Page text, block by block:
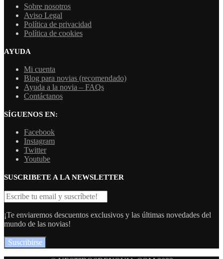
Sobre nosotros
Aviso Legal
Política de privacidad
Política de cookies
AYUDA
Mi cuenta
Blog para novias (recomendado)
Ayuda a la novia – FAQs
Contáctanos
SÍGUENOS EN:
Facebook
Instagram
Twitter
Youtube
SUSCRIBETE A LA NEWSLETTER
¡Te enviaremos descuentos exclusivos y las últimas novedades del
mundo de las novias!
Suscribirse